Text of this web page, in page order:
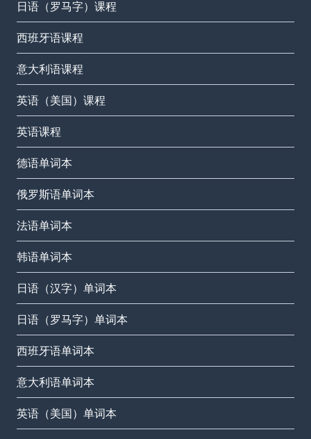
日语（罗马字）课程
西班牙语课程
意大利语课程
英语（美国）课程
英语课程
德语单词本
俄罗斯语单词本
法语单词本
韩语单词本
日语（汉字）单词本
日语（罗马字）单词本
西班牙语单词本
意大利语单词本
英语（美国）单词本